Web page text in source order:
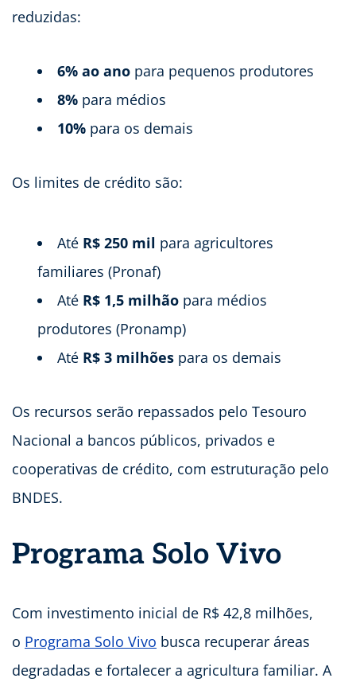
reduzidas:
6% ao ano para pequenos produtores
8% para médios
10% para os demais
Os limites de crédito são:
Até R$ 250 mil para agricultores
familiares (Pronaf)
Até R$ 1,5 milhão para médios
produtores (Pronamp)
Até R$ 3 milhões para os demais
Os recursos serão repassados pelo Tesouro
Nacional a bancos públicos, privados e
cooperativas de crédito, com estruturação pelo
BNDES.
Programa Solo Vivo
Com investimento inicial de R$ 42,8 milhões,
o Programa Solo Vivo busca recuperar áreas
degradadas e fortalecer a agricultura familiar. A